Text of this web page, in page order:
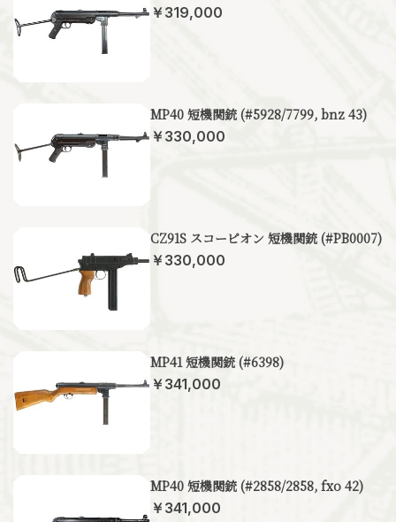
￥319,000
MP40 短機関銃 (#5928/7799, bnz 43)
￥330,000
CZ91S スコーピオン 短機関銃 (#PB0007)
￥330,000
MP41 短機関銃 (#6398)
￥341,000
MP40 短機関銃 (#2858/2858, fxo 42)
￥341,000